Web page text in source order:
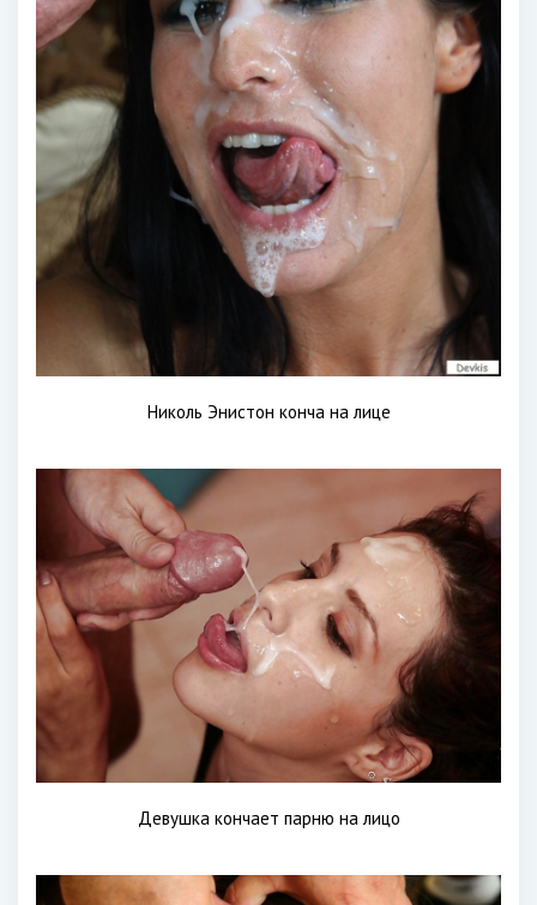
Николь Энистон конча на лице
Девушка кончает парню на лицо